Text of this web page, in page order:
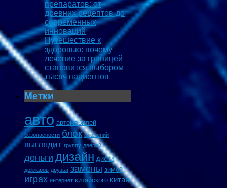
препаратов: от
древних рецептов до
современных
инноваций
Путешествие к
здоровью: почему
лечение за границей
становится выбором
тысяч пациентов
Метки
авто автомобилей
безопасности блок вложений
выглядит группу дверей
деньги дизайн диски
долларов друзья замены зимой
играх интернет китайского китая